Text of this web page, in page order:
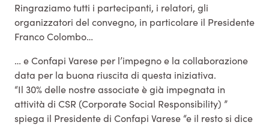
Ringraziamo tutti i partecipanti, i relatori, gli
organizzatori del convegno, in particolare il Presidente
Franco Colombo…
… e Confapi Varese per l’impegno e la collaborazione
data per la buona riuscita di questa iniziativa.
“Il 30% delle nostre associate è già impegnata in
attività di CSR (Corporate Social Responsibility) ”
spiega il Presidente di Confapi Varese “e il resto si dice